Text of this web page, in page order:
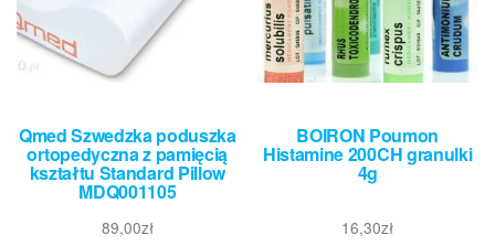
Qmed Szwedzka poduszka
ortopedyczna z pamięcią
kształtu Standard Pillow
MDQ001105
89,00zł
BOIRON Poumon
Histamine 200CH granulki
4g
16,30zł